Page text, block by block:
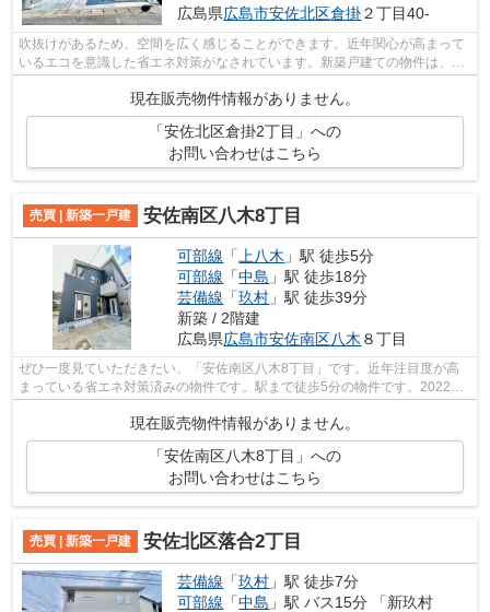
広島県広島市安佐北区倉掛２丁目40-
吹抜けがあるため、空間を広く感じることができます。近年関心が高まって
いるエコを意識した省エネ対策がなされています。新築戸建ての物件は、室
内のレイアウトも自分好みに変更可能...
現在販売物件情報がありません。
「安佐北区倉掛2丁目」への
お問い合わせはこちら
売買 | 新築一戸建 安佐南区八木8丁目
可部線 「 上八木 」駅 徒歩5分
可部線 「中島 」駅 徒歩18分
芸備線 「玖村 」駅 徒歩39分
新築 / 2階建
広島県広島市安佐南区八木 ８丁目
ぜひ一度見ていただきたい、「安佐南区八木8丁目」です。近年注目度が高
まっている省エネ対策済みの物件です。駅まで徒歩5分の物件です。2022年3
現在販売物件情報がありません。
「安佐南区八木8丁目」への
お問い合わせはこちら
売買 | 新築一戸建 安佐北区落合2丁目
芸備線 「玖村 」駅 徒歩7分
可部線 「中島 」駅 バス15分 「新玖村